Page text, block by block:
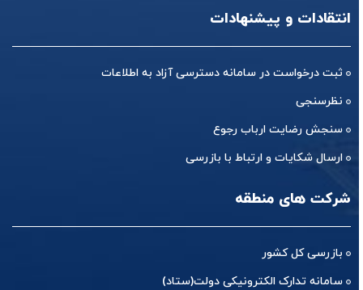
انتقادات و پیشنهادات
ثبت درخواست در سامانه دسترسی آزاد به اطلاعات
نظرسنجی
سنجش رضایت ارباب رجوع
ارسال شکایات و ارتباط با بازرسی
شرکت های منطقه
بازرسی کل کشور
سامانه تدارک الکترونیکی دولت(ستاد)